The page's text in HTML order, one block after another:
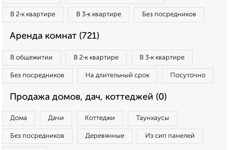
В 2‑к квартире В 3‑к квартире Без посредников
Аренда комнат (721)
В общежитии В 2‑к квартире В 3‑к квартире
Без посредников На длительный срок Посуточно
Продажа домов, дач, коттеджей (0)
Дома Дачи Коттеджи Таунхаусы
Без посредников Деревянные Из сип панелей